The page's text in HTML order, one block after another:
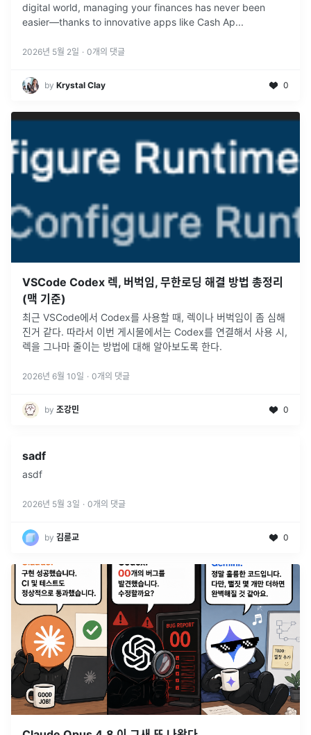
digital world, managing your finances has never been
easier—thanks to innovative apps like Cash Ap...
2026년 5월 2일 · 0개의 댓글
by Krystal Clay 0
VSCode Codex 렉, 버벅임, 무한로딩 해결 방법 총정리
(맥 기준)
최근 VSCode에서 Codex를 사용할 때, 렉이나 버벅임이 좀 심해
진거 같다. 따라서 이번 게시물에서는 Codex를 연결해서 사용 시,
렉을 그나마 줄이는 방법에 대해 알아보도록 한다.
2026년 6월 10일 · 0개의 댓글
by 조강민 0
sadf
asdf
2026년 5월 3일 · 0개의 댓글
by 김륜교 0